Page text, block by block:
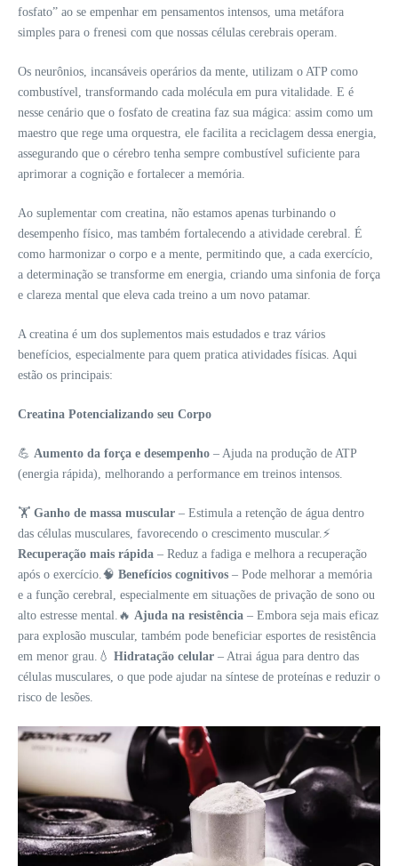
fosfato” ao se empenhar em pensamentos intensos, uma metáfora
simples para o frenesi com que nossas células cerebrais operam.
Os neurônios, incansáveis operários da mente, utilizam o ATP como
combustível, transformando cada molécula em pura vitalidade. E é
nesse cenário que o fosfato de creatina faz sua mágica: assim como um
maestro que rege uma orquestra, ele facilita a reciclagem dessa energia,
assegurando que o cérebro tenha sempre combustível suficiente para
aprimorar a cognição e fortalecer a memória.
Ao suplementar com creatina, não estamos apenas turbinando o
desempenho físico, mas também fortalecendo a atividade cerebral. É
como harmonizar o corpo e a mente, permitindo que, a cada exercício,
a determinação se transforme em energia, criando uma sinfonia de força
e clareza mental que eleva cada treino a um novo patamar.
A creatina é um dos suplementos mais estudados e traz vários
benefícios, especialmente para quem pratica atividades físicas. Aqui
estão os principais:
Creatina Potencializando seu Corpo
💪 Aumento da força e desempenho – Ajuda na produção de ATP
(energia rápida), melhorando a performance em treinos intensos.
🏋️ Ganho de massa muscular – Estimula a retenção de água dentro
das células musculares, favorecendo o crescimento muscular.⚡
Recuperação mais rápida – Reduz a fadiga e melhora a recuperação
após o exercício.🧠 Benefícios cognitivos – Pode melhorar a memória
e a função cerebral, especialmente em situações de privação de sono ou
alto estresse mental.🔥 Ajuda na resistência – Embora seja mais eficaz
para explosão muscular, também pode beneficiar esportes de resistência
em menor grau.💧 Hidratação celular – Atrai água para dentro das
células musculares, o que pode ajudar na síntese de proteínas e reduzir o
risco de lesões.